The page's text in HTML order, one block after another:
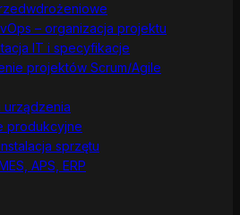
– organizacja projektu
IT i specyfikacje
projektów Scrum/Agile
urządzenia
produkcyjne
sprzętu
APS, ERP